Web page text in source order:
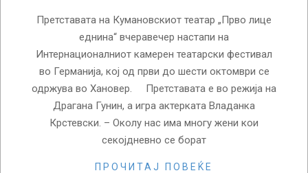
Претставата на Кумановскиот театар „Прво лице
еднина“ вчеравечер настапи на
Интернационалниот камерен театарски фестивал
во Германија, кој од први до шести октомври се
одржува во Хановер. Претставата е во режија на
Драгана Гунин, а игра актерката Владанка
Крстевски. – Околу нас има многу жени кои
секојдневно се борат
ПРОЧИТАЈ ПОВЕЌЕ